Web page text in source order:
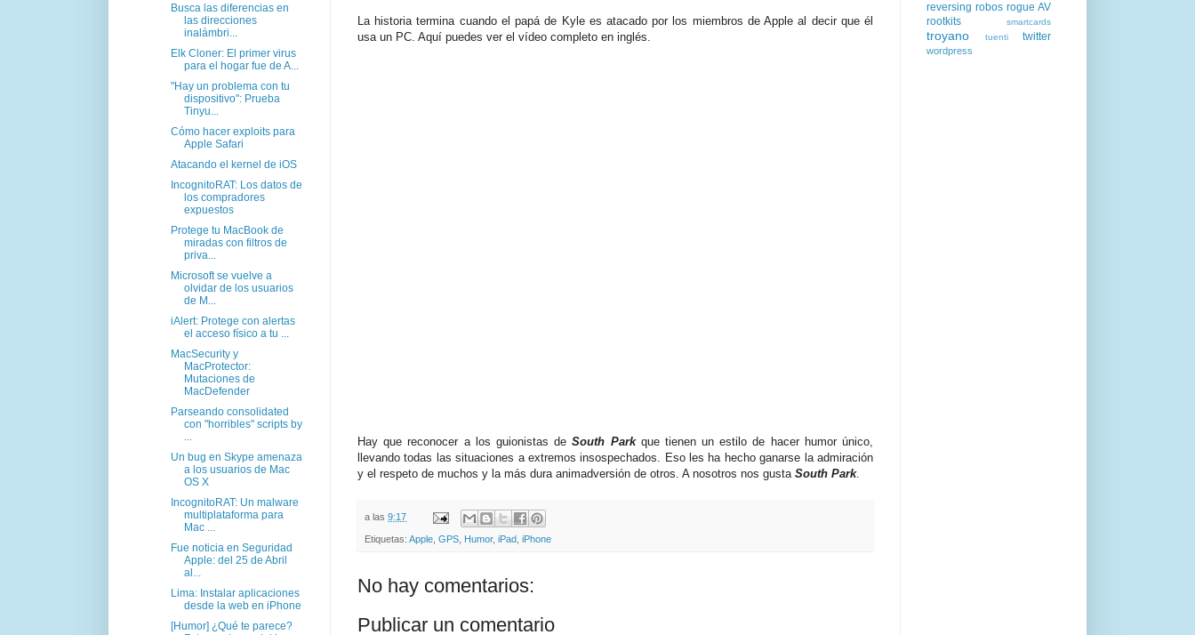
La historia termina cuando el papá de Kyle es atacado por los miembros de Apple al decir que él
usa un PC. Aquí puedes ver el vídeo completo en inglés.
Hay que reconocer a los guionistas deSouth Parkque tienen un estilo de hacer humor único,
llevando todas las situaciones a extremos insospechados. Eso les ha hecho ganarse la admiración
y el respeto de muchos y la más dura animadversión de otros. A nosotros nos gusta South Park.
a las 9:17
Etiquetas: Apple GPS Humor, iPad iPhone
No hay comentarios:
Publicar un comentario
Busca las diferencias en
las direcciones
inalámbri...
Elk Cloner: El primer virus
para el hogar fue de A...
"Hay un problema con tu
dispositivo": Prueba
Tinyu...
Cómo hacer exploits para
Apple Safari
Atacando el kernel de iOS
IncognitoRAT: Los datos de
los compradores
expuestos
Protege tu MacBook de
miradas con filtros de
priva...
Microsoft se vuelve a
olvidar de los usuarios
de M...
iAlert: Protege con alertas
el acceso físico a tu ...
MacSecurity y
MacProtector:
Mutaciones de
MacDefender
Parseando consolidated
con "horribles" scripts by
Un bug en Skype amenaza
a los usuarios de Mac
OS X
IncognitoRAT: Un malware
multiplataforma para
Mac ...
Fue noticia en Seguridad
Apple: del 25 de Abril
al...
Lima: Instalar aplicaciones
desde la web en iPhone
[Humor] ¿Qué te parece?
reversing robos rogue AV
rootkits
smartcards
troyano tuenti twitter
wordpress